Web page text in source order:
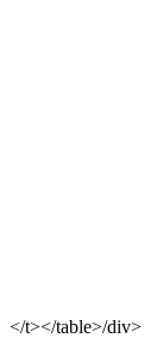
</t></table>/div>